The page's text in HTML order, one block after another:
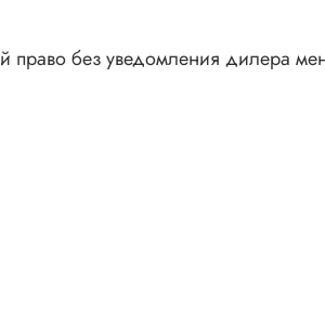
право без уведомления дилера